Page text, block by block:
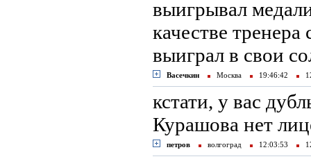
выигрывал
качестве
выиграл в свои
Васечкин Москва 19:46:42
кстати, у вас
Курашова нет
петров волгоград 12:03:53